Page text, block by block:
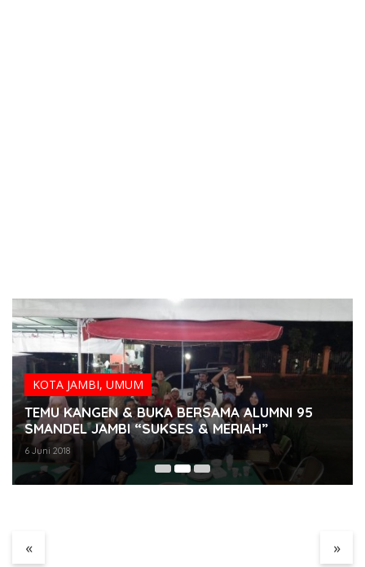
KOTA JAMBI, UMUM
TEMU KANGEN & BUKA BERSAMA ALUMNI 95
SMANDEL JAMBI “SUKSES & MERIAH”
6 Juni 2018
« »
Menjamurnya Pabrik
Pengolahan Brondolan
Perusahaan Maupun
Ada Apa Dengan PT.
Hatrik Muara Bungo